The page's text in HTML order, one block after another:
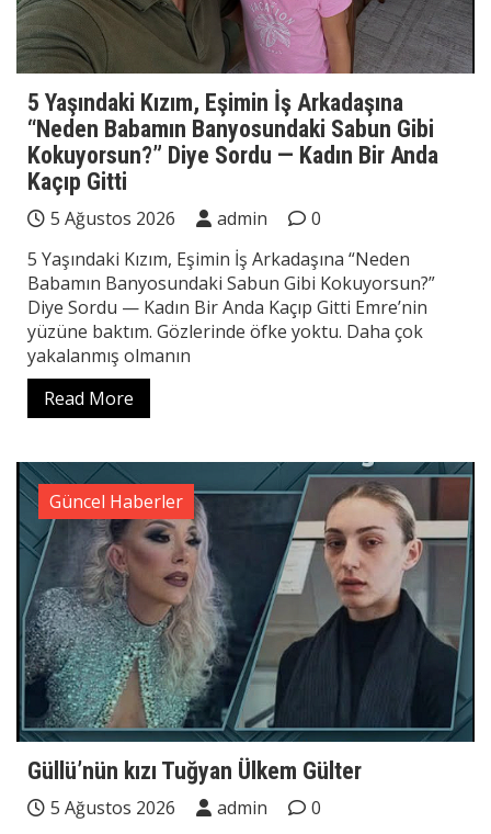
5 Yaşındaki Kızım, Eşimin İş Arkadaşına
“Neden Babamın Banyosundaki Sabun Gibi
Kokuyorsun?” Diye Sordu — Kadın Bir Anda
Kaçıp Gitti
5 Ağustos 2026 admin
0
5 Yaşındaki Kızım, Eşimin İş Arkadaşına “Neden
Babamın Banyosundaki Sabun Gibi Kokuyorsun?”
Diye Sordu — Kadın Bir Anda Kaçıp Gitti Emre’nin
yüzüne baktım. Gözlerinde öfke yoktu. Daha çok
yakalanmış olmanın
Read More
Güncel Haberler
Güllü’nün kızı Tuğyan Ülkem Gülter
5 Ağustos 2026 admin
0